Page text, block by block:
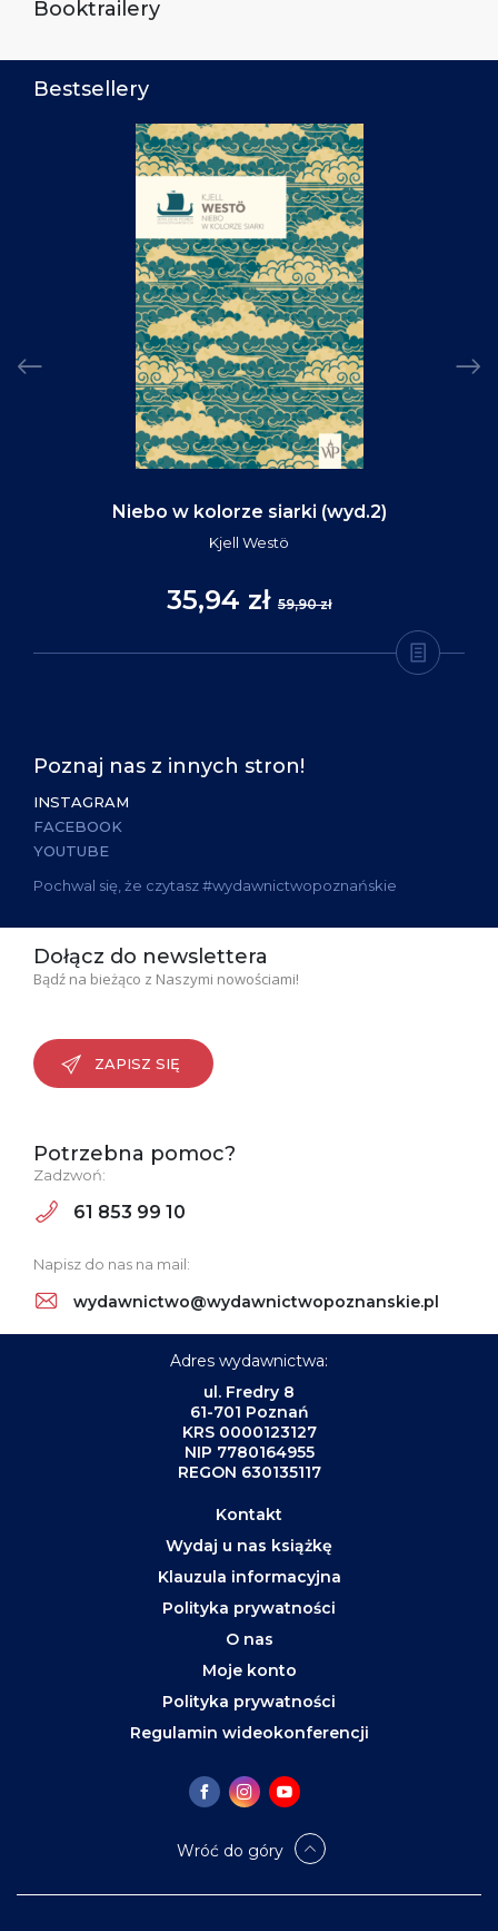
Booktrailery
Bestsellery
Niebo w kolorze siarki (wyd.2)
Kjell Westö
35,94 zł 59,90 zł
Poznaj nas z innych stron!
INSTAGRAM
FACEBOOK
YOUTUBE
Pochwal się, że czytasz #wydawnictwopoznańskie
Dołącz do newslettera
Bądź na bieżąco z Naszymi nowościami!
ZAPISZ SIĘ
Potrzebna pomoc?
Zadzwoń:
61 853 99 10
Napisz do nas na mail:
wydawnictwo@wydawnictwopoznanskie.pl
Adres wydawnictwa:
ul. Fredry 8
61-701 Poznań
KRS 0000123127
NIP 7780164955
REGON 630135117
Kontakt
Wydaj u nas książkę
Klauzula informacyjna
Polityka prywatności
O nas
Moje konto
Polityka prywatności
Regulamin wideokonferencji
Wróć do góry